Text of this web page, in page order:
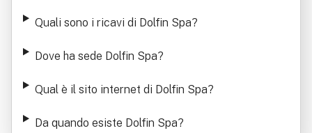
Quali sono i ricavi di Dolfin Spa?
Dove ha sede Dolfin Spa?
Qual è il sito internet di Dolfin Spa?
Da quando esiste Dolfin Spa?